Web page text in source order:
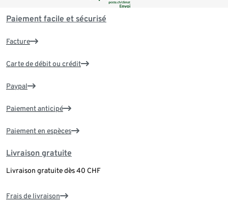
Paiement facile et sécurisé
Facture
Carte de débit ou crédit
Paypal
Paiement anticipé
Paiement en espèces
Livraison gratuite
Livraison gratuite dès 40 CHF
Frais de livraison